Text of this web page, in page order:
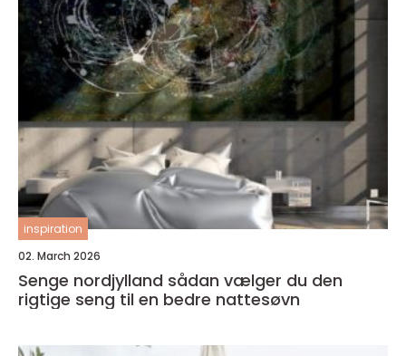
inspiration
02. March 2026
Senge nordjylland sådan vælger du den
rigtige seng til en bedre nattesøvn